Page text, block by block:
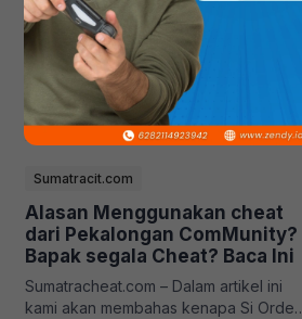
Extract! BUKA lalu Extract MSVC+.
Apabila Cheat Tidak Muncul.rar dan
Buka Exenya Menggunakan RUN AS
[…]
Jalankan? Error? Baca!
Sumatracheat.com – Pada Artikel ini kita
Akan membahas kenapa cheat Point
Blank Tidak dapat digunakan atau di
jalankan, Berikut Alasannya
Gyuuuu . 1 min read
Sumatracit.com
Alasan Menggunakan cheat
dari Pekalongan ComMunity?
Bapak segala Cheat? Baca Ini
Sumatracheat.com – Dalam artikel ini
kami akan membahas kenapa Si Order